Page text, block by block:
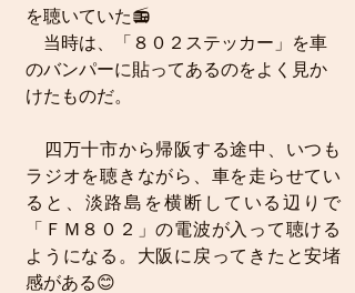
を聴いていた📻
当時は、「８０２ステッカー」を車
のバンパーに貼ってあるのをよく見か
けたものだ。
四万十市から帰阪する途中、いつも
ラジオを聴きながら、車を走らせてい
ると、淡路島を横断している辺りで
「ＦＭ８０２」の電波が入って聴ける
ようになる。大阪に戻ってきたと安堵
感がある😊